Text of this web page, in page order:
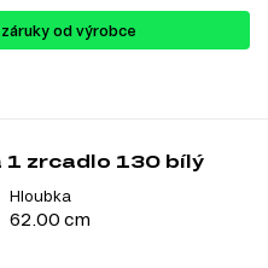
od výrobce
1 zrcadlo 130 bílý
Hloubka
62.00 cm